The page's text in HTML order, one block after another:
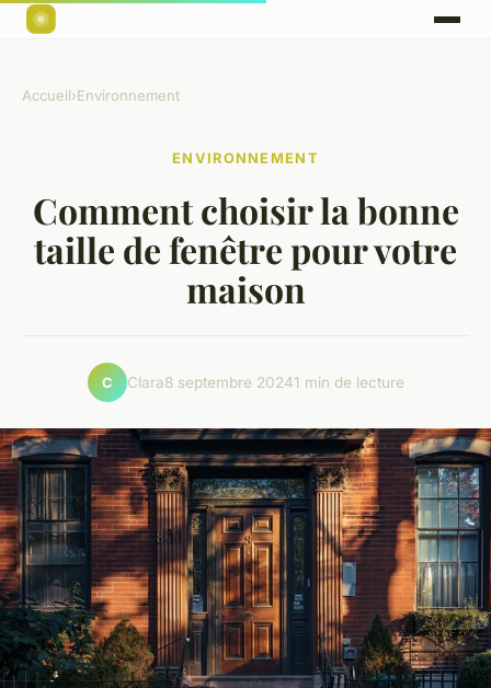
Accueil›Environnement
ENVIRONNEMENT
Comment choisir la bonne
taille de fenêtre pour votre
maison
C Clara8 septembre 20241 min de lecture